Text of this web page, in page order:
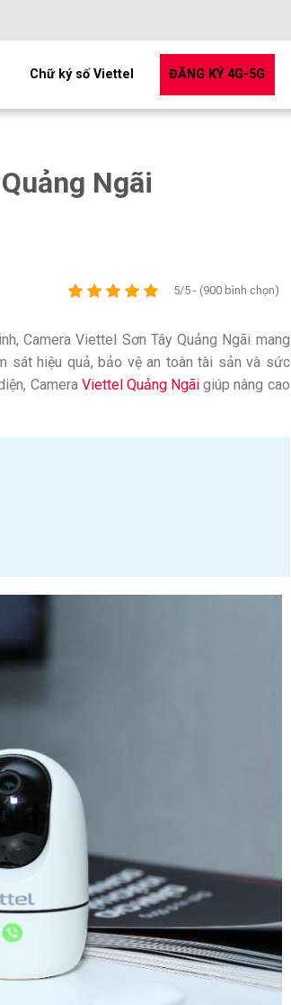
Chữ ký số Viettel ĐĂNG KÝ 4G-5G
Ngãi
5/5 - (900 bình chọn)
Camera Viettel Sơn Tây Quảng Ngãi mang
sát hiệu quả, bảo vệ an toàn tài sản và sức
Camera Viettel Quảng Ngãi giúp nâng cao